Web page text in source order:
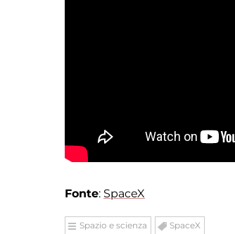
Fonte: SpaceX
Spazio e scienza SpaceX